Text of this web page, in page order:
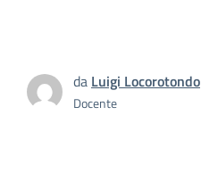
da Luigi Locorotondo
Docente